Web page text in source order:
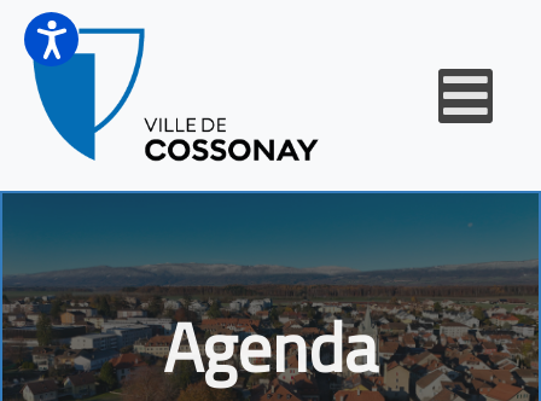
Agenda